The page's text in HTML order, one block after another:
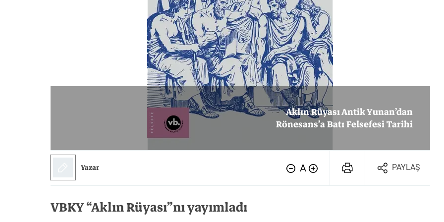
Bilim
Tarih
Tarih
Aklın Rüyası Antik Yunan’dan
Rönesans’a Batı Felsefesi Tarihi
Yazar PAYLAŞ
A
VBKY “Aklın Rüyası”nı yayımladı